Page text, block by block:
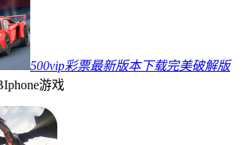
500vip彩票最新版本下载完美破解版
Iphone游戏